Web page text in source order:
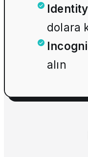
dolara
Incogni
alın